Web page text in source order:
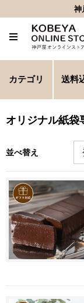
神
カテゴリ 送料
オリジナル紙袋
並べ替え